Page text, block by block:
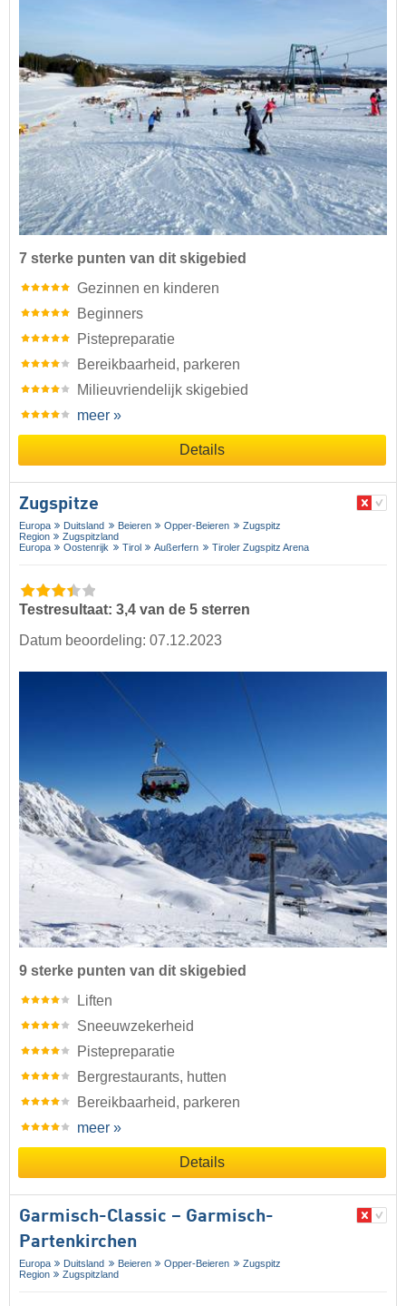
7 sterke punten van dit skigebied
Gezinnen en kinderen
Beginners
Pistepreparatie
Bereikbaarheid, parkeren
Milieuvriendelijk skigebied
meer »
Details
Zugspitze
Europa Duitsland Beieren Opper-Beieren
Zugspitz
Region
Zugspitzland
Europa
Oostenrijk Tirol Außerfern Tiroler Zugspitz Arena
Testresultaat: 3,4 van de 5 sterren
Datum beoordeling: 07.12.2023
9 sterke punten van dit skigebied
Liften
Sneeuwzekerheid
Pistepreparatie
Bergrestaurants, hutten
Bereikbaarheid, parkeren
meer »
Details
Garmisch-Classic – Garmisch-
Partenkirchen
Europa Duitsland Beieren Opper-Beieren
Zugspitz
Region
Zugspitzland